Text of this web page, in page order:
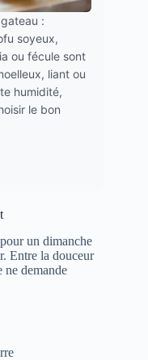
:
soyeux,
ou fécule sont
liant ou
humidité,
le bon
un dimanche
Entre la douceur
ne demande